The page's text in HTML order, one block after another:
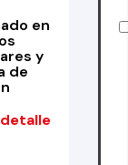
en
y
de